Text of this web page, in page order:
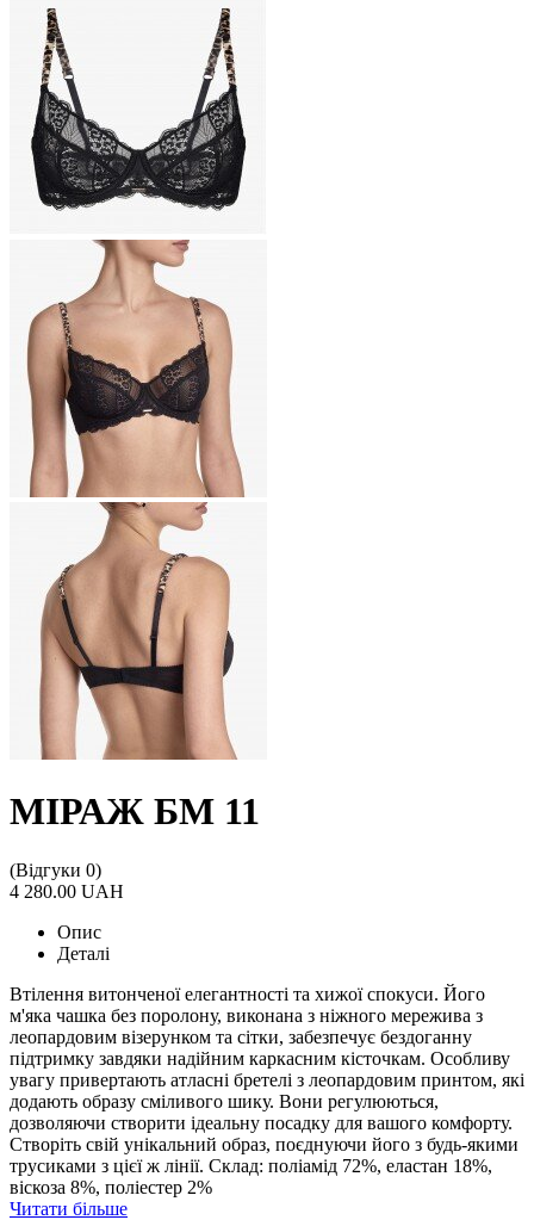
МІРАЖ БМ 11
(Відгуки 0)
4 280.00 UAH
Опис
Деталі
Втілення витонченої елегантності та хижої спокуси. Його
м'яка чашка без поролону, виконана з ніжного мережива з
леопардовим візерунком та сітки, забезпечує бездоганну
підтримку завдяки надійним каркасним кісточкам. Особливу
увагу привертають атласні бретелі з леопардовим принтом, які
додають образу сміливого шику. Вони регулюються,
дозволяючи створити ідеальну посадку для вашого комфорту.
Створіть свій унікальний образ, поєднуючи його з будь-якими
трусиками з цієї ж лінії. Склад: поліамід 72%, еластан 18%,
віскоза 8%, поліестер 2%
Читати більше